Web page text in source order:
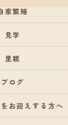
家繁殖
見学
里親
ブログ
お迎えする方へ